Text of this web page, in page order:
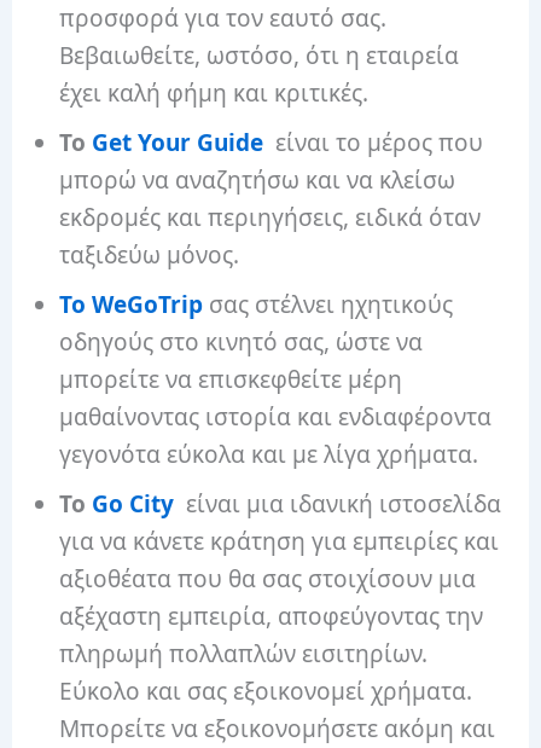
προσφορά για τον εαυτό σας.
Βεβαιωθείτε, ωστόσο, ότι η εταιρεία
έχει καλή φήμη και κριτικές.
Το Get Your Guide είναι το μέρος που
μπορώ να αναζητήσω και να κλείσω
εκδρομές και περιηγήσεις, ειδικά όταν
ταξιδεύω μόνος.
Το WeGoTrip σας στέλνει ηχητικούς
οδηγούς στο κινητό σας, ώστε να
μπορείτε να επισκεφθείτε μέρη
μαθαίνοντας ιστορία και ενδιαφέροντα
γεγονότα εύκολα και με λίγα χρήματα.
Το Go City είναι μια ιδανική ιστοσελίδα
για να κάνετε κράτηση για εμπειρίες και
αξιοθέατα που θα σας στοιχίσουν μια
αξέχαστη εμπειρία, αποφεύγοντας την
πληρωμή πολλαπλών εισιτηρίων.
Εύκολο και σας εξοικονομεί χρήματα.
Μπορείτε να εξοικονομήσετε ακόμη και